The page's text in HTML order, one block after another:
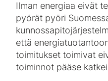
Ilman energiaa eivät
pyörät pyöri
että
toimitukset toimivat
toiminnot pääse